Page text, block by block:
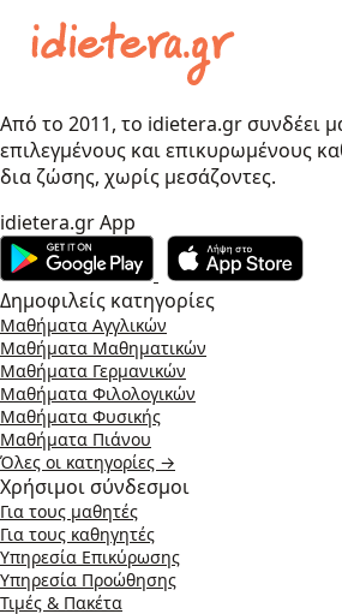
Από το 2011, το idietera.gr συνδέει
επιλεγμένους και επικυρωμένους
δια ζώσης, χωρίς μεσάζοντες.
idietera.gr App
Δημοφιλείς κατηγορίες
Μαθήματα Αγγλικών
Μαθήματα Μαθηματικών
Μαθήματα Γερμανικών
Μαθήματα Φιλολογικών
Μαθήματα Φυσικής
Μαθήματα Πιάνου
Όλες οι κατηγορίες →
Χρήσιμοι σύνδεσμοι
Για τους μαθητές
Για τους καθηγητές
Υπηρεσία Επικύρωσης
Υπηρεσία Προώθησης
Τιμές & Πακέτα